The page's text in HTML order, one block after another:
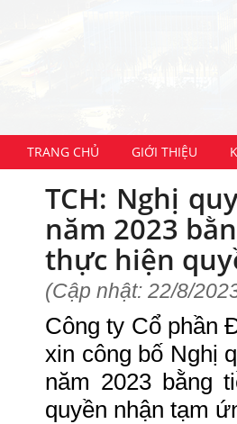
TRANG CHỦ GIỚI THIỆU
TCH: Nghị
năm 2023
thực hiện
(Cập nhật: 22/8/
Công ty Cổ phần
xin công bố Nghị
năm 2023 bằng
quyền nhận tạm